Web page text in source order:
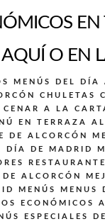
O EN
MENÚS DEL DÍA
CHULETAS
CENAR A LA
EN TERRAZA
DE ALCORCÓN
DÍA DE MADRID
ALCORCÓN
MENÚS MENUS
ECONÓMICOS
ESPECIALES